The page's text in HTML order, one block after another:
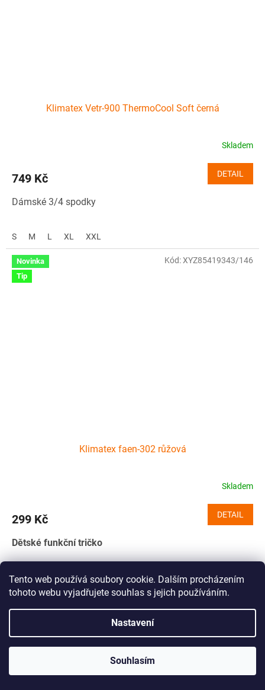
Tento web používá soubory cookie. Dalším procházením
tohoto webu vyjadřujete souhlas s jejich používáním.
Nastavení
Souhlasím
Klimatex Vetr-900 ThermoCool Soft černá
Skladem
749 Kč DETAIL
Dámské 3/4 spodky
S M L XL XXL
Novinka
Tip
Klimatex faen-302 růžová
Skladem
299 Kč DETAIL
Dětské funkční tričko
146 158
Kód:XYZ85419343/146